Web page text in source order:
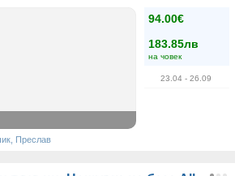
94.00€
183.85лв
на човек
23.04 - 26.09
Преслав